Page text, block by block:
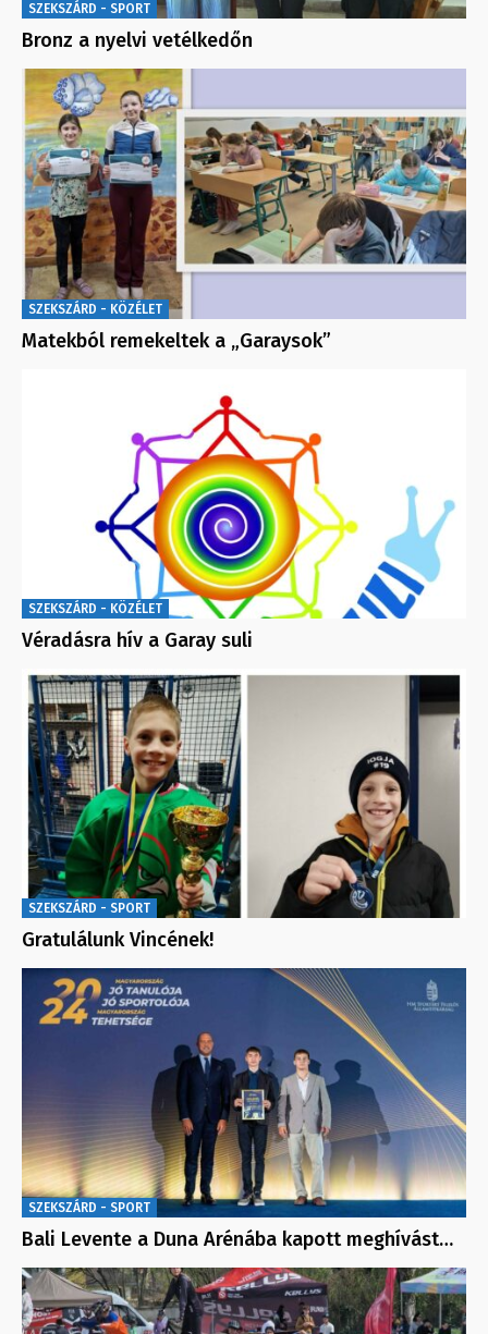
SZEKSZÁRD - SPORT
Bronz a nyelvi vetélkedőn
SZEKSZÁRD - KÖZÉLET
Matekból remekeltek a „Garaysok”
SZEKSZÁRD - KÖZÉLET
Véradásra hív a Garay suli
SZEKSZÁRD - SPORT
Gratulálunk Vincének!
SZEKSZÁRD - SPORT
Bali Levente a Duna Arénába kapott meghívást…